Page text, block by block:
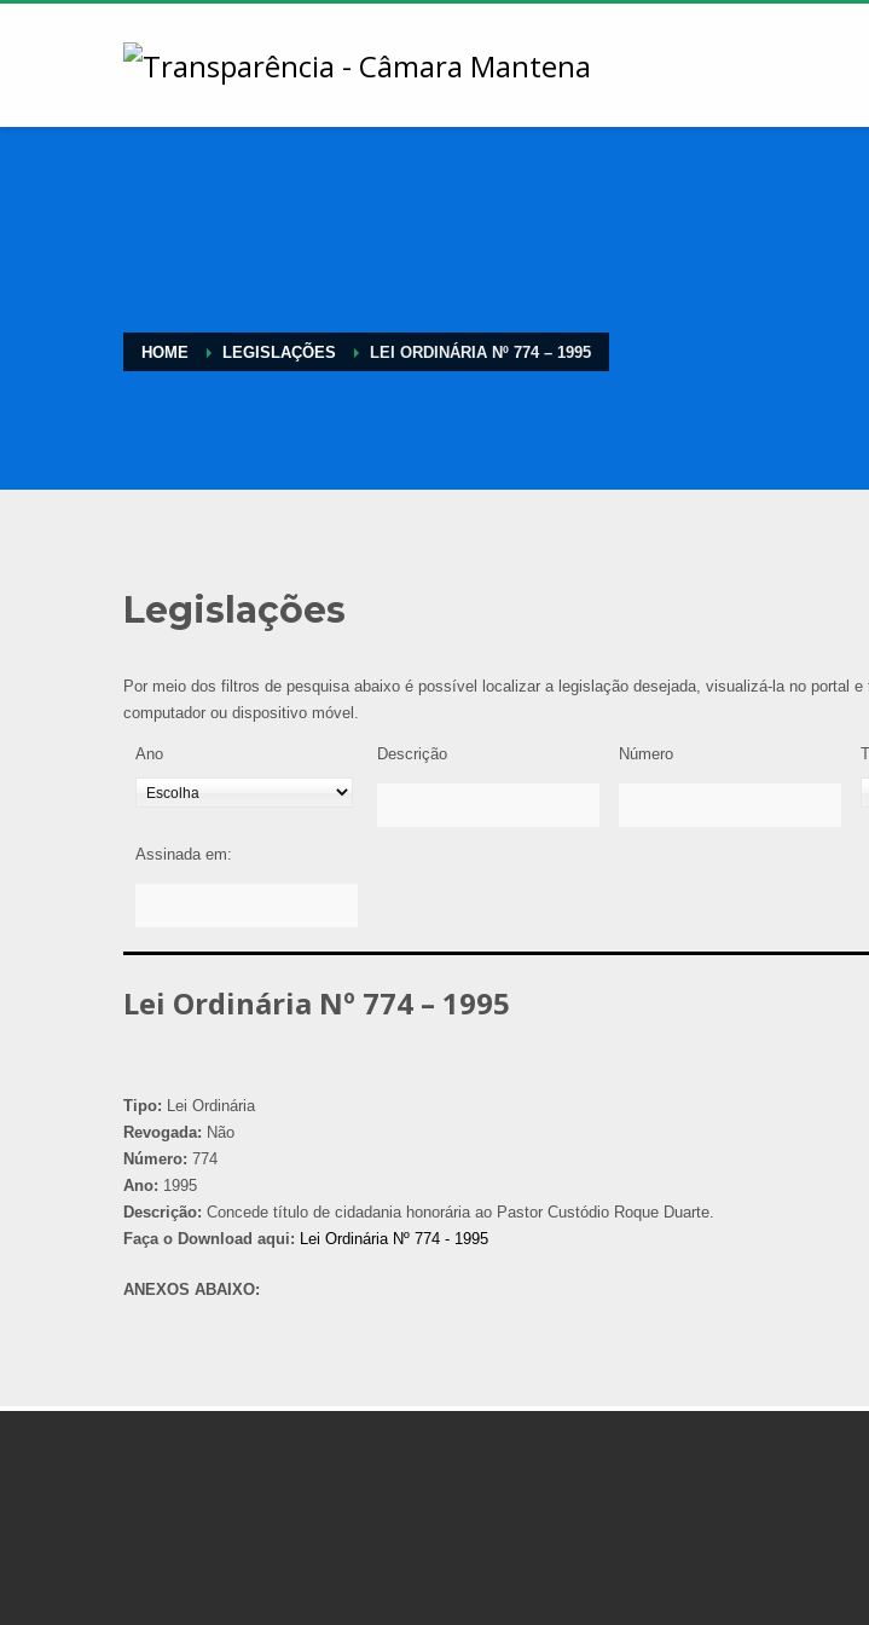
HOME LEGISLAÇÕES LEI ORDINÁRIA Nº 774 – 1995
Legislações
Por meio dos filtros de pesquisa abaixo é possível localizar a legislação desejada, visualizá-la no portal
computador ou dispositivo móvel.
Ano Descrição Número
Assinada em:
Lei Ordinária Nº 774 – 1995
Tipo: Lei Ordinária
Revogada: Não
Número: 774
Ano: 1995
Descrição: Concede título de cidadania honorária ao Pastor Custódio Roque Duarte.
Faça o Download aqui: Lei Ordinária Nº 774 - 1995
ANEXOS ABAIXO: